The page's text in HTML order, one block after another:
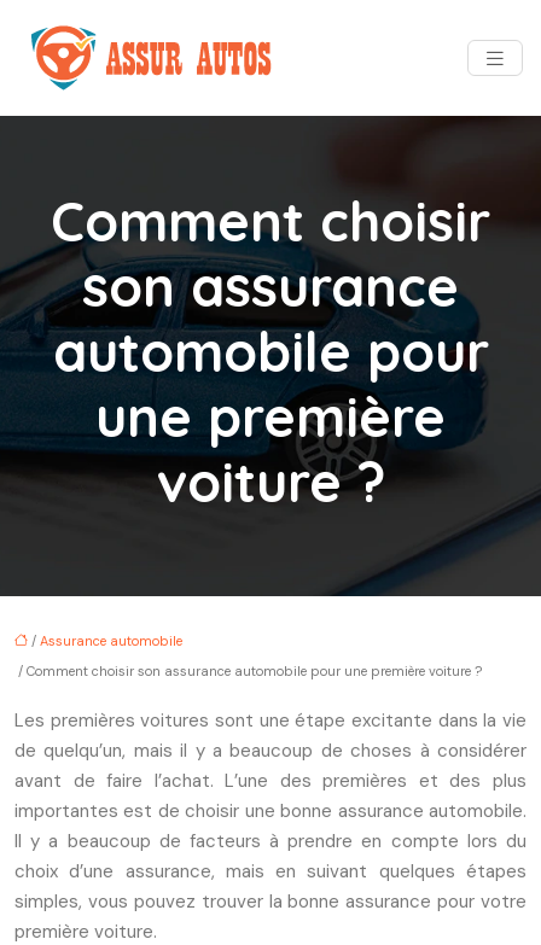
Comment choisir
son assurance
automobile pour
une première
voiture ?
/ Assurance automobile
/ Comment choisir son assurance automobile pour une première voiture ?
Les premières voitures sont une étape excitante dans la vie
de quelqu’un, mais il y a beaucoup de choses à considérer
avant de faire l’achat. L’une des premières et des plus
importantes est de choisir une bonne assurance automobile.
Il y a beaucoup de facteurs à prendre en compte lors du
choix d’une assurance, mais en suivant quelques étapes
simples, vous pouvez trouver la bonne assurance pour votre
première voiture.